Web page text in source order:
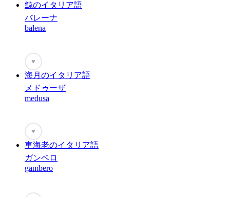
鯨のイタリア語
バレーナ
balena
♥
海月のイタリア語
メドゥーザ
medusa
♥
車海老のイタリア語
ガンベロ
gambero